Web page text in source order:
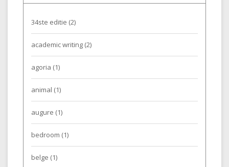
34ste editie (2)
academic writing (2)
agoria (1)
animal (1)
augure (1)
bedroom (1)
belge (1)